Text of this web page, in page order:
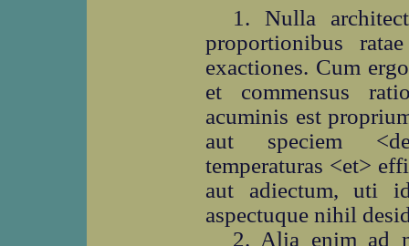
1. Nulla
proportionibus
exactiones. Cum
et commensus
acuminis est
aut speciem
temperaturas <et>
aut adiectum, uti
aspectuque nihil
2. Alia enim ad